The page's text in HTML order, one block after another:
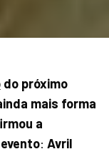
do próximo
mais forma
a
:Avril